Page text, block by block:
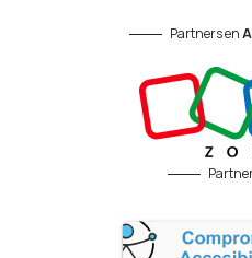
Partners en